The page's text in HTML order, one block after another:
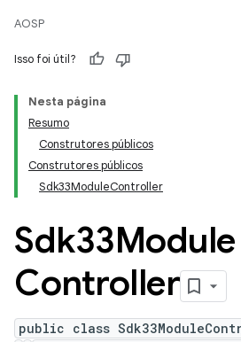
AOSP
Isso foi útil?
Nesta página
Resumo
Construtores públicos
Construtores públicos
Sdk33ModuleController
Sdk33Module
Controller
public class